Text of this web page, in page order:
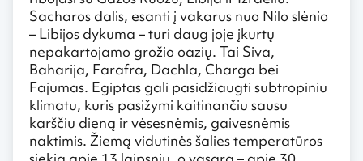
Sacharos dalis, esanti į vakarus nuo Nilo slėnio
– Libijos dykuma – turi daug joje įkurtų
nepakartojamo grožio oazių. Tai Siva,
Baharija, Farafra, Dachla, Charga bei
Fajumas. Egiptas gali pasidžiaugti subtropiniu
klimatu, kuris pasižymi kaitinančiu sausu
karščiu dieną ir vėsesnėmis, gaivesnėmis
naktimis. Žiemą vidutinės šalies temperatūros